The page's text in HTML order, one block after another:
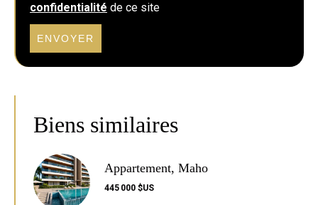
confidentialité de ce site
ENVOYER
Biens similaires
Appartement, Maho
445 000 $US